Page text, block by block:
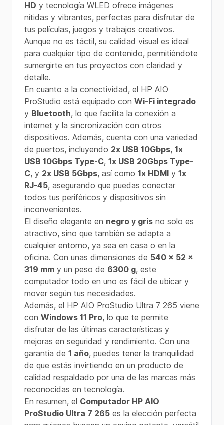
HD y tecnología WLED ofrece imágenes
nítidas y vibrantes, perfectas para disfrutar de
tus películas, juegos y trabajos creativos.
Aunque no es táctil, su calidad visual es ideal
para cualquier tipo de contenido, permitiéndote
sumergirte en tus proyectos con claridad y
detalle.
En cuanto a la conectividad, el HP AIO
ProStudio está equipado con Wi-Fi integrado
y Bluetooth, lo que facilita la conexión a
internet y la sincronización con otros
dispositivos. Además, cuenta con una variedad
de puertos, incluyendo 2x USB 10Gbps, 1x
USB 10Gbps Type-C, 1x USB 20Gbps Type-
C, y 2x USB 5Gbps, así como 1x HDMI y 1x
RJ-45, asegurando que puedas conectar
todos tus periféricos y dispositivos sin
inconvenientes.
El diseño elegante en negro y gris no solo es
atractivo, sino que también se adapta a
cualquier entorno, ya sea en casa o en la
oficina. Con unas dimensiones de 540 x 52 x
319 mm y un peso de 6300 g, este
computador todo en uno es fácil de ubicar y
mover según tus necesidades.
Además, el HP AIO ProStudio Ultra 7 265 viene
con Windows 11 Pro, lo que te permite
disfrutar de las últimas características y
mejoras en seguridad y rendimiento. Con una
garantía de 1 año, puedes tener la tranquilidad
de que estás invirtiendo en un producto de
calidad respaldado por una de las marcas más
reconocidas en tecnología.
En resumen, el Computador HP AIO
ProStudio Ultra 7 265 es la elección perfecta